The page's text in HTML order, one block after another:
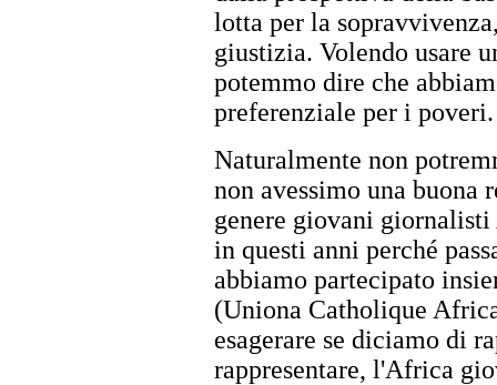
lotta per la
giustizia. Volendo usare
potemmo dire che
preferenziale per i poveri.
Naturalmente non
non avessimo una buona
genere giovani
in questi anni perché
abbiamo partecipato
(Uniona Catholique
esagerare se diciamo di
rappresentare, l'Africa